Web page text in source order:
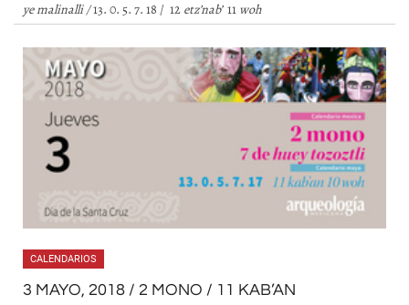
ye malinalli/13. 0. 5. 7. 18 / 12 etz’nab’11 woh
CALENDARIOS
3 MAYO, 2018 / 2 MONO / 11 KAB’AN